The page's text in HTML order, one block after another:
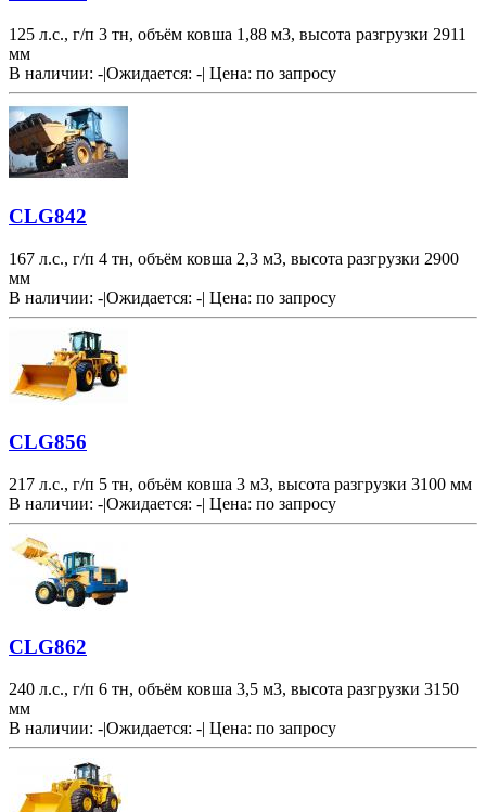
125 л.с., г/п 3 тн, объём ковша 1,88 м3, высота разгрузки 2911
мм
В наличии: -|Ожидается: -| Цена: по запросу
CLG842
167 л.с., г/п 4 тн, объём ковша 2,3 м3, высота разгрузки 2900
мм
В наличии: -|Ожидается: -| Цена: по запросу
CLG856
217 л.с., г/п 5 тн, объём ковша 3 м3, высота разгрузки 3100 мм
В наличии: -|Ожидается: -| Цена: по запросу
CLG862
240 л.с., г/п 6 тн, объём ковша 3,5 м3, высота разгрузки 3150
мм
В наличии: -|Ожидается: -| Цена: по запросу